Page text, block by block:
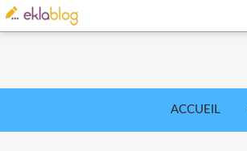
ACCUEIL